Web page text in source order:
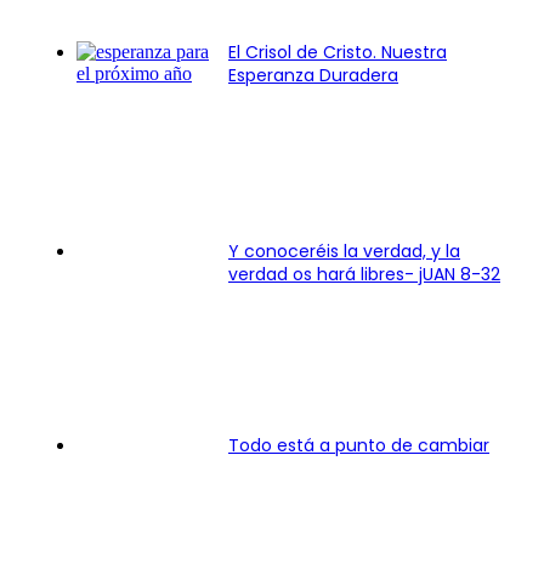
El Crisol de Cristo. Nuestra
Esperanza Duradera
Y conoceréis la verdad, y la
verdad os hará libres- jUAN 8-32
Todo está a punto de cambiar